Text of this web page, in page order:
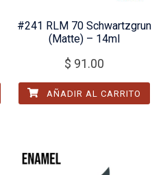
#241 RLM 70 Schwartzgrun
(Matte) – 14ml
$ 91.00
AÑADIR AL CARRITO